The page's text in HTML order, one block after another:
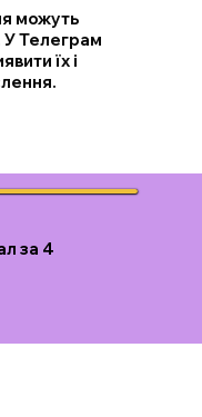
можуть
У Телеграм
їх і
за 4